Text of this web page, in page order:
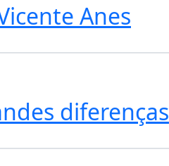
Anes
diferenças